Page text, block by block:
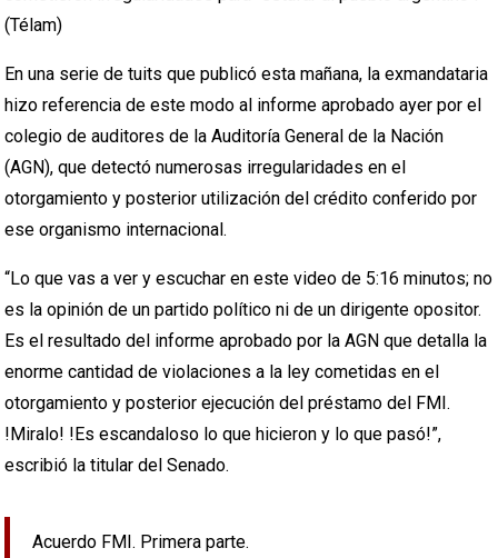
(Télam)
En una serie de tuits que publicó esta mañana, la exmandataria
hizo referencia de este modo al informe aprobado ayer por el
colegio de auditores de la Auditoría General de la Nación
(AGN), que detectó numerosas irregularidades en el
otorgamiento y posterior utilización del crédito conferido por
ese organismo internacional.
“Lo que vas a ver y escuchar en este video de 5:16 minutos; no
es la opinión de un partido político ni de un dirigente opositor.
Es el resultado del informe aprobado por la AGN que detalla la
enorme cantidad de violaciones a la ley cometidas en el
otorgamiento y posterior ejecución del préstamo del FMI.
!Miralo! !Es escandaloso lo que hicieron y lo que pasó!”,
escribió la titular del Senado.
Acuerdo FMI. Primera parte.